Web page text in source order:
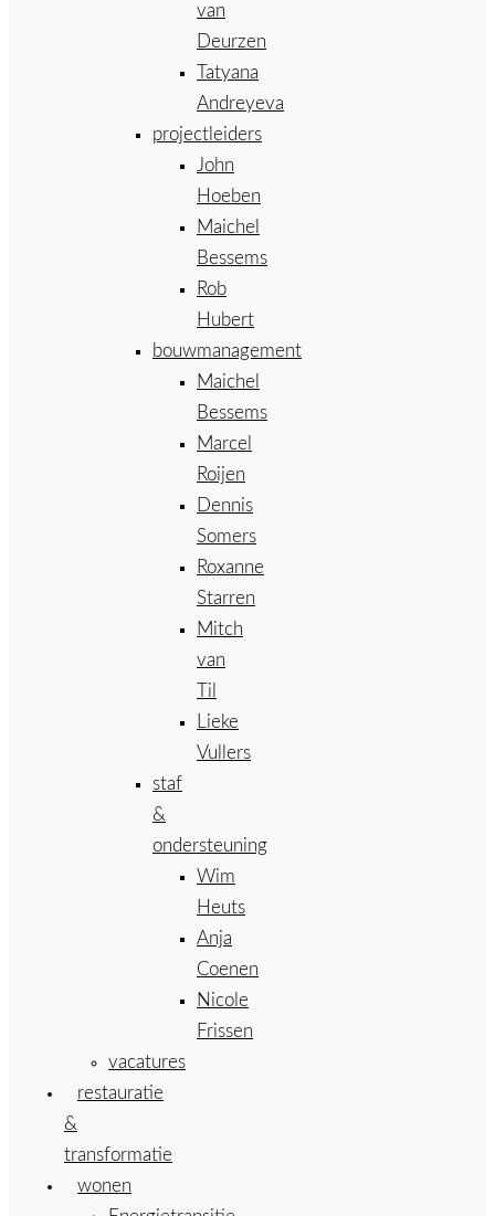
van
Deurzen
Tatyana
Andreyeva
projectleiders
John
Hoeben
Maichel
Bessems
Rob
Hubert
bouwmanagement
Maichel
Bessems
Marcel
Roijen
Dennis
Somers
Roxanne
Starren
Mitch
van
Til
Lieke
Vullers
staf
&
ondersteuning
Wim
Heuts
Anja
Coenen
Nicole
Frissen
vacatures
restauratie
&
transformatie
wonen